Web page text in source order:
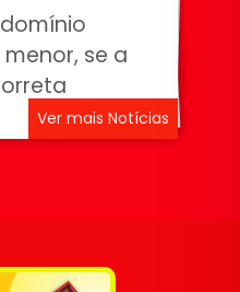
menor, se a
Ver mais Notícias